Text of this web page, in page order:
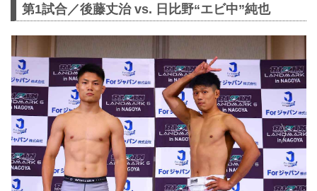
第1試合／後藤丈治 vs. 日比野“エビ中”純也